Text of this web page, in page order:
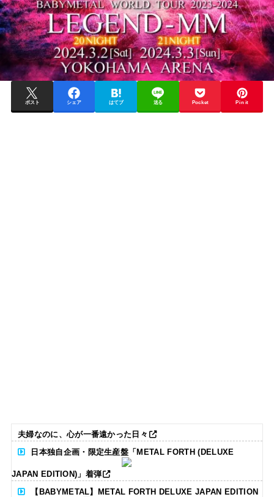
ポスト シェア はてブ 送る Pocket Pin it
夫婦なのに、心が一番遠かった日々
日本独自企画・限定生産盤「METAL FORTH (DELUXE
JAPAN EDITION)」着弾
【BABYMETAL】METAL FORTH DELUXE JAPAN EDITION